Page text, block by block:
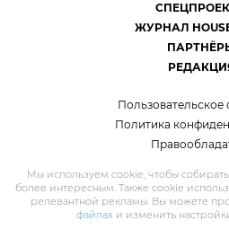
ЖУРНАЛ
Пользовательское
Политика
Мы используем cookie, чтобы собирать
более интересным. Также cookie
релевантной рекламы. Вы можете
файлахи изменить